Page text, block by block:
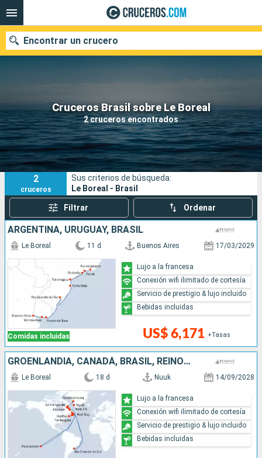
Cruceros Brasil sobre Le Boreal
2 cruceros encontrados
Encontrar un crucero
Nuestros destinos
Fecha de salida
Puertos Compañías
2
cruceros
Sus criterios de búsqueda:
Le Boreal - Brasil
Filtrar Ordenar
ARGENTINA, URUGUAY, BRASIL
Comidas incluidas
Le Boreal 11 d Buenos Aires 17/03/2029
US$ 6,171 +Tasas
Lujo a la francesa
Conexión wifi ilimitado de cortesía
Servicio de prestigio & lujo incluido
Bebidas incluidas
GROENLANDIA, CANADÁ, BRASIL, REINO UNIDO
Le Boreal 18 d Nuuk 14/09/2028
Lujo a la francesa
Conexión wifi ilimitado de cortesía
Servicio de prestigio & lujo incluido
Bebidas incluidas